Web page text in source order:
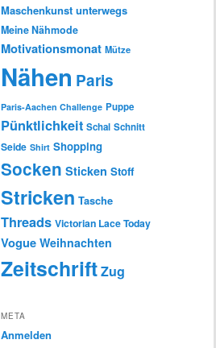
Maschenkunst unterwegs
Meine Nähmode
Motivationsmonat Mütze
Nähen Paris
Paris-Aachen Challenge Puppe
Pünktlichkeit Schal Schnitt
Seide Shirt Shopping
Socken Sticken Stoff
Stricken Tasche
Threads Victorian Lace Today
Vogue Weihnachten
ZeitschriftZug
META
Anmelden